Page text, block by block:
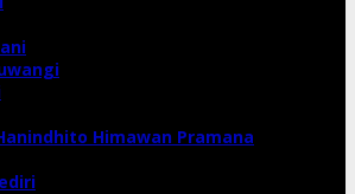
Himawan Pramana